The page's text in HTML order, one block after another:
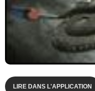
LIRE DANS L'APPLICATION